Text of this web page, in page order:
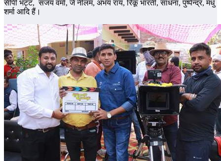
सीपी भट्ट, संजय वर्मा, जे नीलम, अभय राय, रिंकू भारती, साधना, पुष्पेन्द्र, मधु
शर्मा आदि हैं।